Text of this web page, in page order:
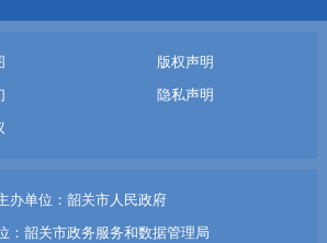
版权声明
隐私声明
办单位：韶关市人民政府
：韶关市政务服务和数据管理局